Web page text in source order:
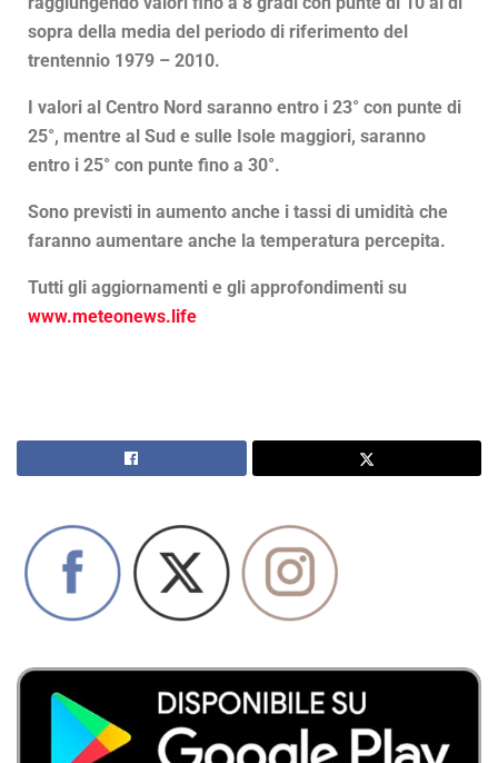
sopra della media del periodo di riferimento del
trentennio 1979 – 2010.
I valori al Centro Nord saranno entro i 23° con punte di
25°, mentre al Sud e sulle Isole maggiori, saranno
entro i 25° con punte fino a 30°.
Sono previsti in aumento anche i tassi di umidità che
faranno aumentare anche la temperatura percepita.
Tutti gli aggiornamenti e gli approfondimenti su
www.meteonews.life